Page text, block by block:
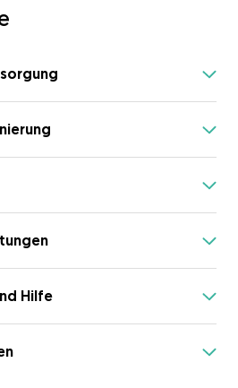
Hilfe